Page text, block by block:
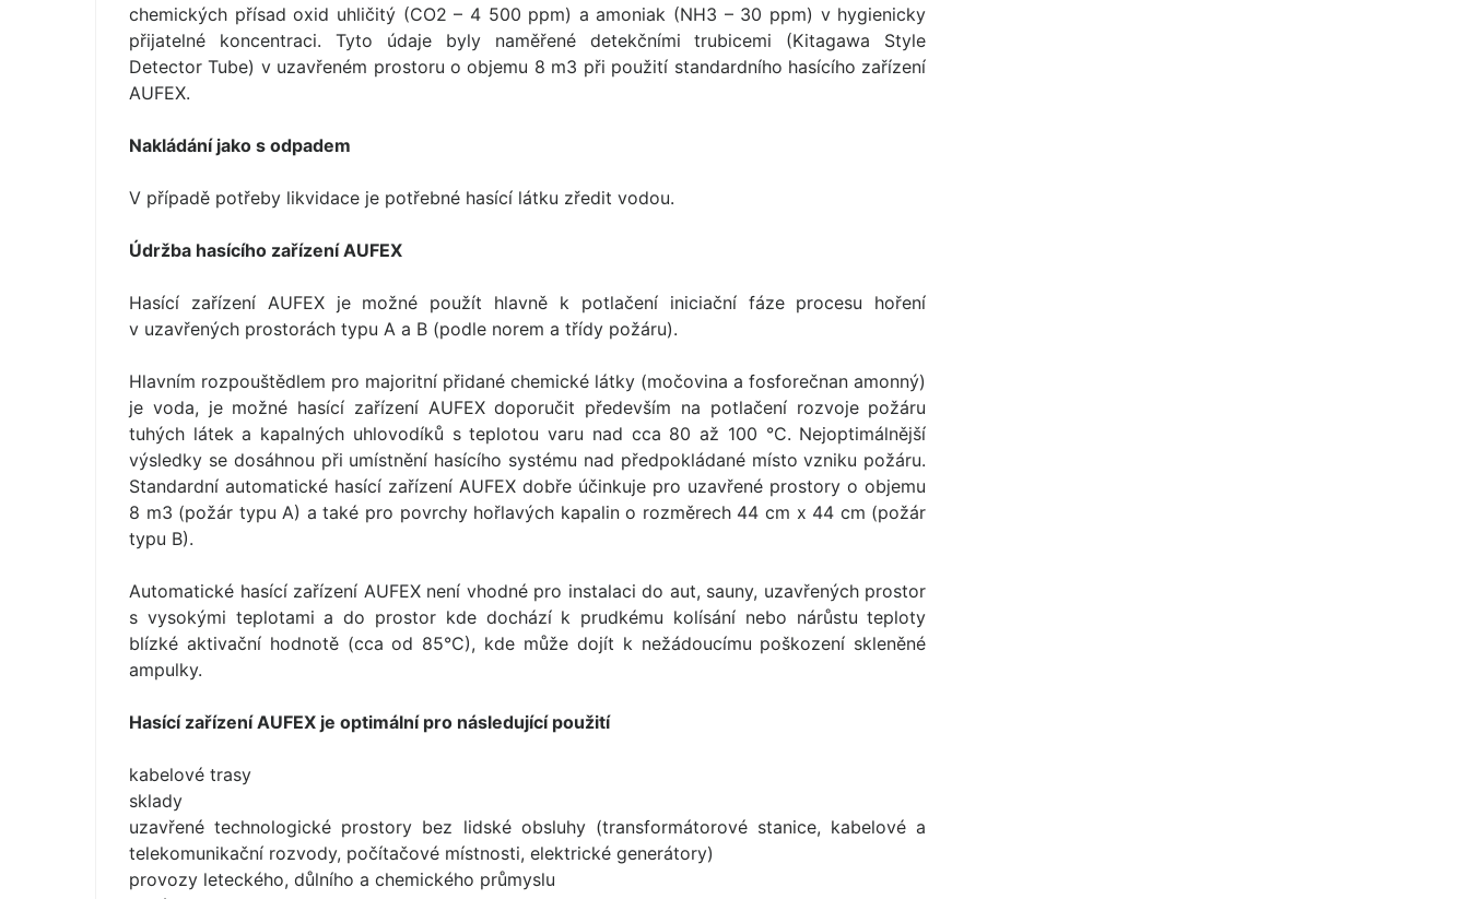
chemických přísad oxid uhličitý (CO2 – 4 500 ppm) a amoniak (NH3 – 30 ppm) v hygienicky
přijatelné koncentraci. Tyto údaje byly naměřené detekčními trubicemi (Kitagawa Style
Detector Tube) v uzavřeném prostoru o objemu 8 m3 při použití standardního hasícího zařízení
AUFEX.
Nakládání jako s odpadem
V případě potřeby likvidace je potřebné hasící látku zředit vodou.
Údržba hasícího zařízení AUFEX
Hasící zařízení AUFEX je možné použít hlavně k potlačení iniciační fáze procesu hoření
v uzavřených prostorách typu A a B (podle norem a třídy požáru).
Hlavním rozpouštědlem pro majoritní přidané chemické látky (močovina a fosforečnan amonný)
je voda, je možné hasící zařízení AUFEX doporučit především na potlačení rozvoje požáru
tuhých látek a kapalných uhlovodíků s teplotou varu nad cca 80 až 100 °C. Nejoptimálnější
výsledky se dosáhnou při umístnění hasícího systému nad předpokládané místo vzniku požáru.
Standardní automatické hasící zařízení AUFEX dobře účinkuje pro uzavřené prostory o objemu
8 m3 (požár typu A) a také pro povrchy hořlavých kapalin o rozměrech 44 cm x 44 cm (požár
typu B).
Automatické hasící zařízení AUFEX není vhodné pro instalaci do aut, sauny, uzavřených prostor
s vysokými teplotami a do prostor kde dochází k prudkému kolísání nebo nárůstu teploty
blízké aktivační hodnotě (cca od 85°C), kde může dojít k nežádoucímu poškození skleněné
ampulky.
Hasící zařízení AUFEX je optimální pro následující použití
kabelové trasy
sklady
uzavřené technologické prostory bez lidské obsluhy (transformátorové stanice, kabelové a
telekomunikační rozvody, počítačové místnosti, elektrické generátory)
provozy leteckého, důlního a chemického průmyslu